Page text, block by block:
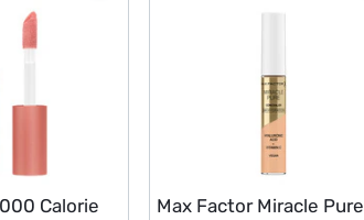
Calorie
Max Factor Miracle Pure